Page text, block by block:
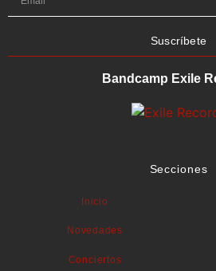
Suscríbete
Bandcamp Exile
Secciones
Inicio
Novedades
Conciertos